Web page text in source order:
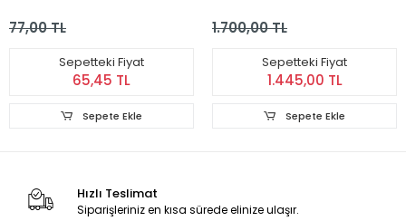
cm
77,00 TL
Sepetteki Fiyat
65,45 TL
Sepete Ekle
1.700,00 TL
Sepetteki Fiyat
1.445,00 TL
Sepete Ekle
Hızlı Teslimat
Siparişleriniz en kısa sürede elinize ulaşır.